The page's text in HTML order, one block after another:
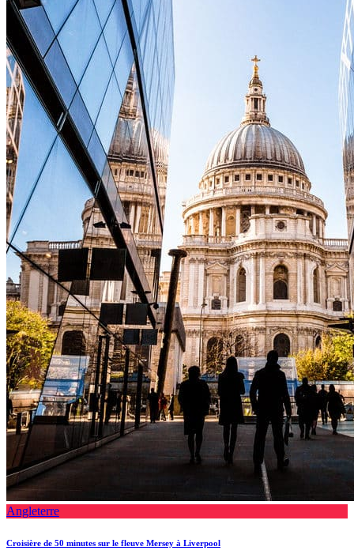
Angleterre
Croisière de 50 minutes sur le fleuve Mersey à Liverpool